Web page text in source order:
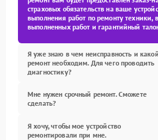
страховых обязательств на ваше
выполнения работ по ремонту техники,
выполненных работ и гарантийный
Я уже знаю в чем неисправность и какой
ремонт необходим. Для чего проводить
диагностику?
Мне нужен срочный ремонт. Сможете
сделать?
Я хочу, чтобы мое устройство
ремонтировали при мне.